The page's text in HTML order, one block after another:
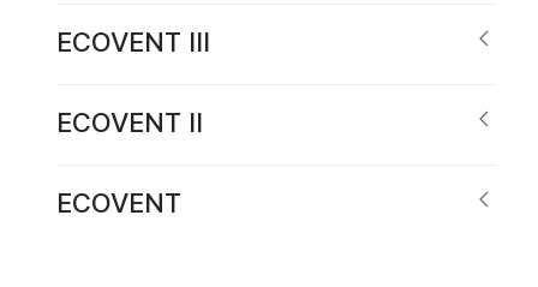
ECOVENT III
ECOVENT II
ECOVENT